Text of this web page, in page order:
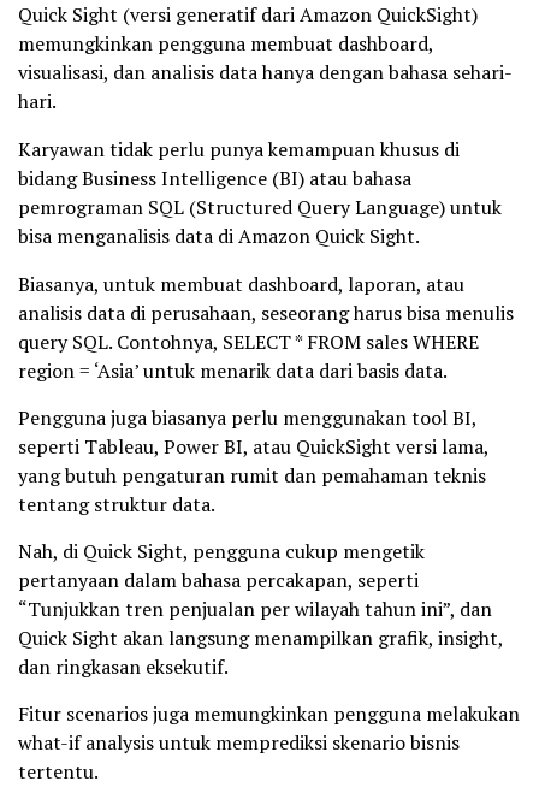
Quick Sight (versi generatif dari Amazon QuickSight)
memungkinkan pengguna membuat dashboard,
visualisasi, dan analisis data hanya dengan bahasa sehari-
hari.
Karyawan tidak perlu punya kemampuan khusus di
bidang Business Intelligence (BI) atau bahasa
pemrograman SQL (Structured Query Language) untuk
bisa menganalisis data di Amazon Quick Sight.
Biasanya, untuk membuat dashboard, laporan, atau
analisis data di perusahaan, seseorang harus bisa menulis
query SQL. Contohnya, SELECT * FROM sales WHERE
region = ‘Asia’ untuk menarik data dari basis data.
Pengguna juga biasanya perlu menggunakan tool BI,
seperti Tableau, Power BI, atau QuickSight versi lama,
yang butuh pengaturan rumit dan pemahaman teknis
tentang struktur data.
Nah, di Quick Sight, pengguna cukup mengetik
pertanyaan dalam bahasa percakapan, seperti
“Tunjukkan tren penjualan per wilayah tahun ini”, dan
Quick Sight akan langsung menampilkan grafik, insight,
dan ringkasan eksekutif.
Fitur scenarios juga memungkinkan pengguna melakukan
what-if analysis untuk memprediksi skenario bisnis
tertentu.